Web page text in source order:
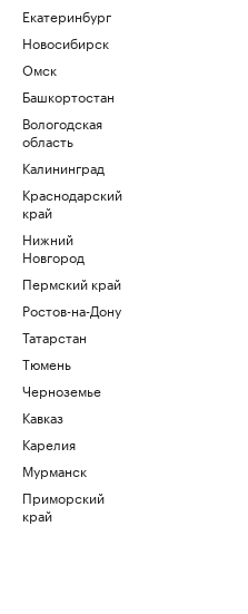
Екатеринбург
Новосибирск
Омск
Башкортостан
Вологодская
область
Калининград
Краснодарский
край
Нижний
Новгород
Пермский край
Ростов-на-Дону
Татарстан
Тюмень
Черноземье
Кавказ
Карелия
Мурманск
Приморский
край